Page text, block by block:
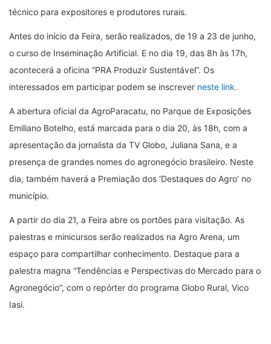
técnico para expositores e produtores rurais.
Antes do início da Feira, serão realizados, de 19 a 23 de junho,
o curso de Inseminação Artificial. E no dia 19, das 8h às 17h,
acontecerá a oficina “PRA Produzir Sustentável”. Os
interessados em participar podem se inscrever neste link.
A abertura oficial da AgroParacatu, no Parque de Exposições
Emiliano Botelho, está marcada para o dia 20, às 18h, com a
apresentação da jornalista da TV Globo, Juliana Sana, e a
presença de grandes nomes do agronegócio brasileiro. Neste
dia, também haverá a Premiação dos ‘Destaques do Agro’ no
município.
A partir do dia 21, a Feira abre os portões para visitação. As
palestras e minicursos serão realizados na Agro Arena, um
espaço para compartilhar conhecimento. Destaque para a
palestra magna “Tendências e Perspectivas do Mercado para o
Agronegócio”, com o repórter do programa Globo Rural, Vico
Iasi.